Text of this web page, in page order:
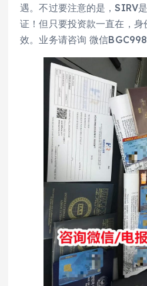
遇。不过要注意的是，SIRV
证！但只要投资款一直在，
效。业务请咨询 微信